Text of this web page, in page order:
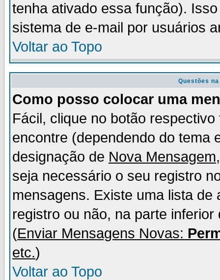
tenha ativado essa função).
sistema de e-mail por usuários
Voltar ao Topo
Questões
Como posso colocar uma
Fácil, clique no botão
encontre (dependendo do tema
designação de Nova Mensagem
seja necessário o seu registro
mensagens. Existe uma lista
registro ou não, na parte
(Enviar Mensagens Novas:
etc.)
Voltar ao Topo